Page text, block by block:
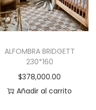
ALFOMBRA BRIDGETT
230*160
$378,000.00
Añadir al carrito